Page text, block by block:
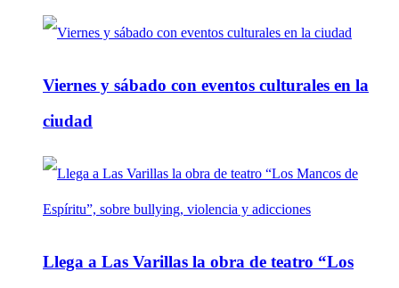
Viernes y sábado con eventos culturales en la
ciudad
Llega a Las Varillas la obra de teatro “Los